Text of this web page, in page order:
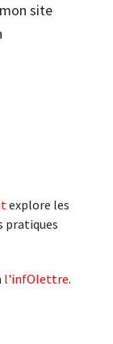
site
explore les
pratiques
l'infOlettre.